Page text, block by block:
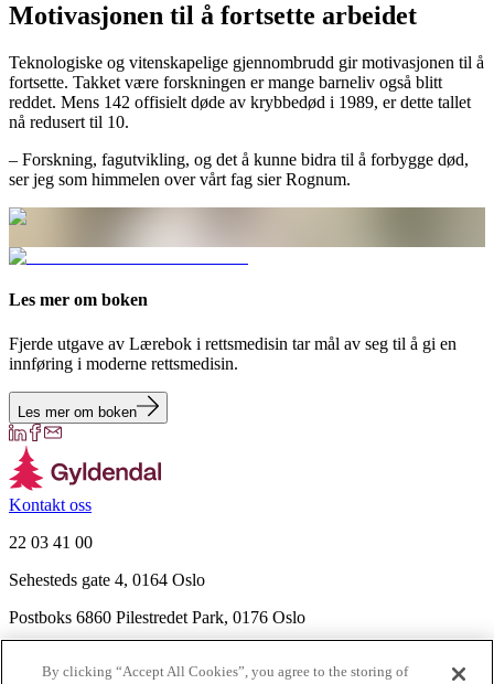
Motivasjonen til å fortsette arbeidet
Teknologiske og vitenskapelige gjennombrudd gir motivasjonen til å
fortsette. Takket være forskningen er mange barneliv også blitt
reddet. Mens 142 offisielt døde av krybbedød i 1989, er dette tallet
nå redusert til 10.
– Forskning, fagutvikling, og det å kunne bidra til å forbygge død,
ser jeg som himmelen over vårt fag sier Rognum.
Les mer om boken
Fjerde utgave av Lærebok i rettsmedisin tar mål av seg til å gi en
innføring i moderne rettsmedisin.
Les mer om boken
Kontakt oss
22 03 41 00
Sehesteds gate 4, 0164 Oslo
Postboks 6860 Pilestredet Park, 0176 Oslo
By clicking “Accept All Cookies”, you agree to the storing of